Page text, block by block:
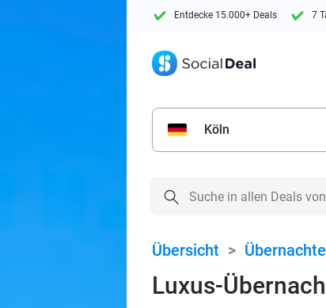
Entdecke 15.000+ Deals 7
Köln
Übersicht >
Luxus-